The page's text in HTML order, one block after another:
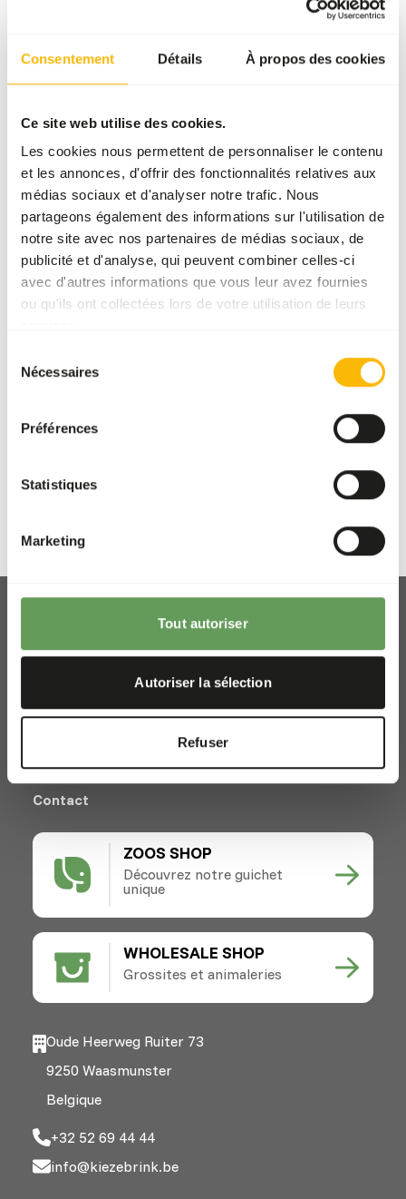
Consentement Détails À propos des cookies
Ce site web utilise des cookies.
Les cookies nous permettent de personnaliser le contenu
et les annonces, d'offrir des fonctionnalités relatives aux
médias sociaux et d'analyser notre trafic. Nous
partageons également des informations sur l'utilisation de
notre site avec nos partenaires de médias sociaux, de
publicité et d'analyse, qui peuvent combiner celles-ci
avec d'autres informations que vous leur avez fournies
ou qu'ils ont collectées lors de votre utilisation de leurs
Nécessaires
Préférences
Statistiques
Marketing
Tout autoriser
Autoriser la sélection
Refuser
Nos marques
alimentation pour tous les animaux. C'est pourquoi
nous collaborons avec plusieurs marques
respectées du monde entier. En sélectionnant
soigneusement en fonction de la qualité, de
l'expertise, de l'artisanat et de la fiabilité, nous
avons créé un assortiment unique. Chacune de ces
marques apporte quelque chose de précieux à notre
gamme, ce qui nous permet de toujours vous offrir
Previous slide Next
ZOOS SHOP
Découvrez notre guichet
unique
WHOLESALE SHOP
Grossites et animaleries
Enlèvement et livraison
Lieux
Les organismes de bienfaisance
Contact
Oude Heerweg Ruiter 73
9250 Waasmunster
Belgique
+32 52 69 44 44
info@kiezebrink.be